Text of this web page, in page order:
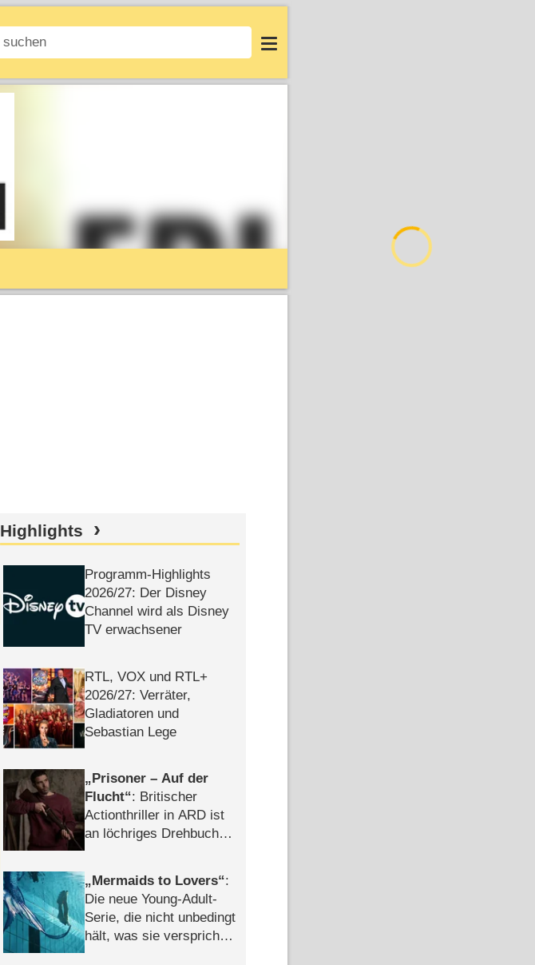
Login
Highlights
Programm-Highlights
2026/​27: Der Disney
Channel wird als Disney
TV erwachsener
RTL, VOX und RTL+
2026/​27: Verräter,
Gladiatoren und
Sebastian Lege
Prisoner – Auf der
Flucht : Britischer
Actionthriller in ARD ist
an löchriges Drehbuch
Mermaids to Lovers :
Die neue Young-Adult-
Serie, die nicht unbedingt
hält, was sie verspricht –